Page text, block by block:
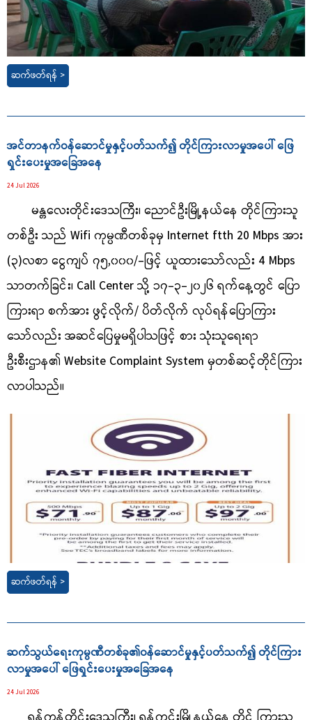
ဆက်ဖတ်ရန် >
အင်တာနက်ဝန်ဆောင်မှုနှင့်ပတ်သက်၍ တိုင်ကြားလာမှုအပေါ် ဖြေ
ရှင်းပေးမှုအခြေအနေ
24 Jul 2026
မန္တလေးတိုင်းဒေသကြီး၊ ညောင်ဦးမြို့နယ်နေ တိုင်ကြားသူ
တစ်ဦး သည် Wifi ကုမ္ပဏီတစ်ခုမှ Internet ftth 20 Mbps အား
(၃)လစာ ငွေကျပ် ၇၅,၀၀၀/-ဖြင့် ယူထားသော်လည်း 4 Mbps
သာတက်ခြင်း၊ Call Center သို့ ၁၇-၃-၂၀၂၆ ရက်နေ့တွင် ပြော
ကြားရာ စက်အား ဖွင့်လိုက်/ ပိတ်လိုက် လုပ်ရန်ပြောကြား
သော်လည်း အဆင်ပြေမှုမရှိပါသဖြင့် စား သုံးသူရေးရာ
ဦးစီးဌာန၏ Website Complaint System မှတစ်ဆင့်တိုင်ကြား
လာပါသည်။
ဆက်ဖတ်ရန် >
ဆက်သွယ်ရေးကုမ္ပဏီတစ်ခု၏ဝန်ဆောင်မှုနှင့်ပတ်သက်၍ တိုင်ကြား
လာမှုအပေါ် ဖြေရှင်းပေးမှုအခြေအနေ
24 Jul 2026